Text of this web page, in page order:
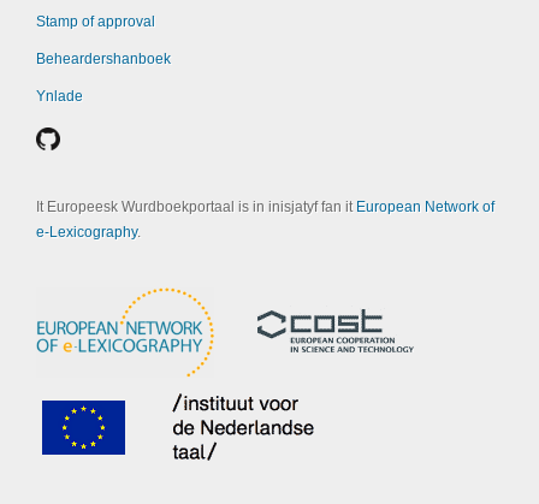
Stamp of approval
Beheardershanboek
Ynlade
It Europeesk Wurdboekportaal is in inisjatyf fan it European Network of
e-Lexicography.